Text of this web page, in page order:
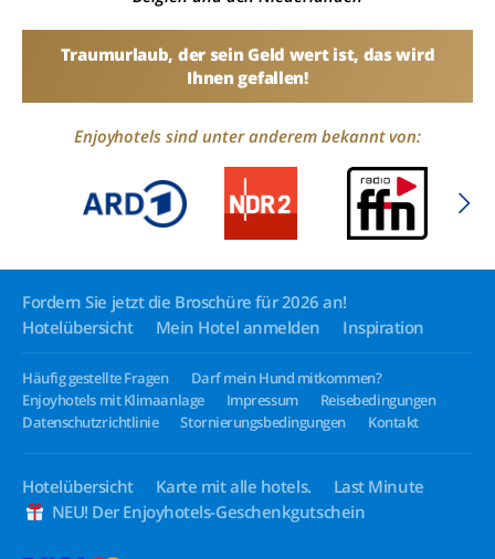
Traumurlaub, der sein Geld wert ist, das wird
Ihnen gefallen!
Enjoyhotels sind unter anderem bekannt von:
Fordern Sie jetzt die Broschüre für 2026 an!
Hotelübersicht
Mein Hotel anmelden Inspiration
Häufig gestellte Fragen
Darf mein Hund mitkommen?
Enjoyhotels mit Klimaanlage
Impressum
Reisebedingungen
Datenschutzrichtlinie
Stornierungsbedingungen Kontakt
Hotelübersicht Karte mit alle hotels.
Last Minute
NEU! Der Enjoyhotels-Geschenkgutschein